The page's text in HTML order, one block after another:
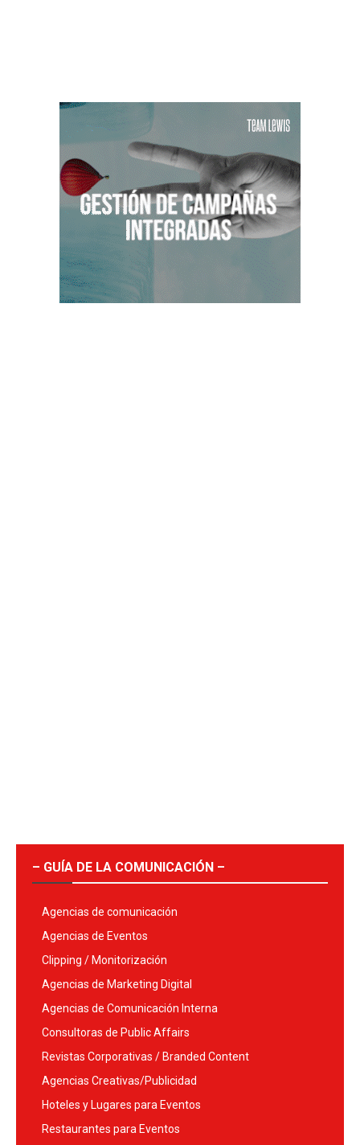
– GUÍA DE LA COMUNICACIÓN –
Agencias de comunicación
Agencias de Eventos
Clipping / Monitorización
Agencias de Marketing Digital
Agencias de Comunicación Interna
Consultoras de Public Affairs
Revistas Corporativas / Branded Content
Agencias Creativas/Publicidad
Hoteles y Lugares para Eventos
Restaurantes para Eventos